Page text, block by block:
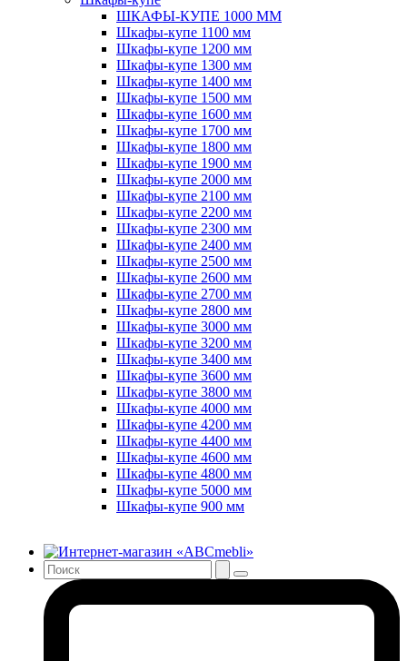
ШКАФЫ-КУПЕ 1000 ММ
Шкафы-купе 1100 мм
Шкафы-купе 1200 мм
Шкафы-купе 1300 мм
Шкафы-купе 1400 мм
Шкафы-купе 1500 мм
Шкафы-купе 1600 мм
Шкафы-купе 1700 мм
Шкафы-купе 1800 мм
Шкафы-купе 1900 мм
Шкафы-купе 2000 мм
Шкафы-купе 2100 мм
Шкафы-купе 2200 мм
Шкафы-купе 2300 мм
Шкафы-купе 2400 мм
Шкафы-купе 2500 мм
Шкафы-купе 2600 мм
Шкафы-купе 2700 мм
Шкафы-купе 2800 мм
Шкафы-купе 3000 мм
Шкафы-купе 3200 мм
Шкафы-купе 3400 мм
Шкафы-купе 3600 мм
Шкафы-купе 3800 мм
Шкафы-купе 4000 мм
Шкафы-купе 4200 мм
Шкафы-купе 4400 мм
Шкафы-купе 4600 мм
Шкафы-купе 4800 мм
Шкафы-купе 5000 мм
Шкафы-купе 900 мм